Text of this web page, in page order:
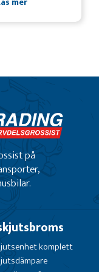
på
komplett